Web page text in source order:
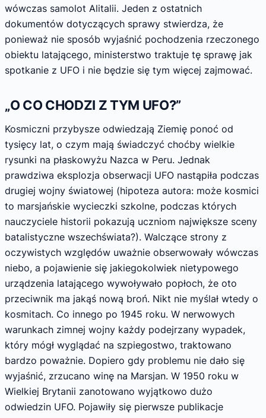
wówczas samolot Alitalii. Jeden z ostatnich
dokumentów dotyczących sprawy stwierdza, że
ponieważ nie sposób wyjaśnić pochodzenia rzeczonego
obiektu latającego, ministerstwo traktuje tę sprawę jak
spotkanie z UFO i nie będzie się tym więcej zajmować.
„O CO CHODZI Z TYM UFO?”
Kosmiczni przybysze odwiedzają Ziemię ponoć od
tysięcy lat, o czym mają świadczyć choćby wielkie
rysunki na płaskowyżu Nazca w Peru. Jednak
prawdziwa eksplozja obserwacji UFO nastąpiła podczas
drugiej wojny światowej (hipoteza autora: może kosmici
to marsjańskie wycieczki szkolne, podczas których
nauczyciele historii pokazują uczniom największe sceny
batalistyczne wszechświata?). Walczące strony z
oczywistych względów uważnie obserwowały wówczas
niebo, a pojawienie się jakiegokolwiek nietypowego
urządzenia latającego wywoływało popłoch, że oto
przeciwnik ma jakąś nową broń. Nikt nie myślał wtedy o
kosmitach. Co innego po 1945 roku. W nerwowych
warunkach zimnej wojny każdy podejrzany wypadek,
który mógł wyglądać na szpiegostwo, traktowano
bardzo poważnie. Dopiero gdy problemu nie dało się
wyjaśnić, zrzucano winę na Marsjan. W 1950 roku w
Wielkiej Brytanii zanotowano wyjątkowo dużo
odwiedzin UFO. Pojawiły się pierwsze publikacje